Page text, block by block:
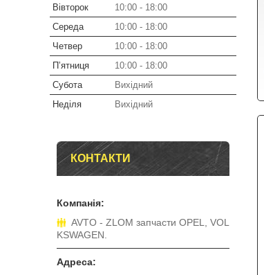
Вівторок
10:00
18:00
Середа
10:00
18:00
Четвер
10:00
18:00
Пʼятниця
10:00
18:00
Субота
Вихідний
Неділя
Вихідний
КОНТАКТИ
AVTO - ZLOM запчасти OPEL, VOL
KSWAGEN.